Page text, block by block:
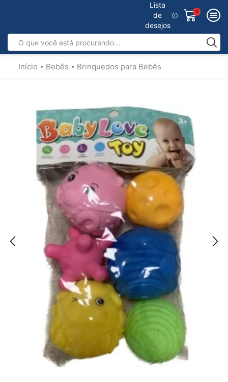
Lista
de
desejos
0
Início • Bebês • Brinquedos para Bebês